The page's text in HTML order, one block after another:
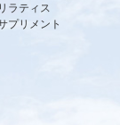
リラティス
プリメント